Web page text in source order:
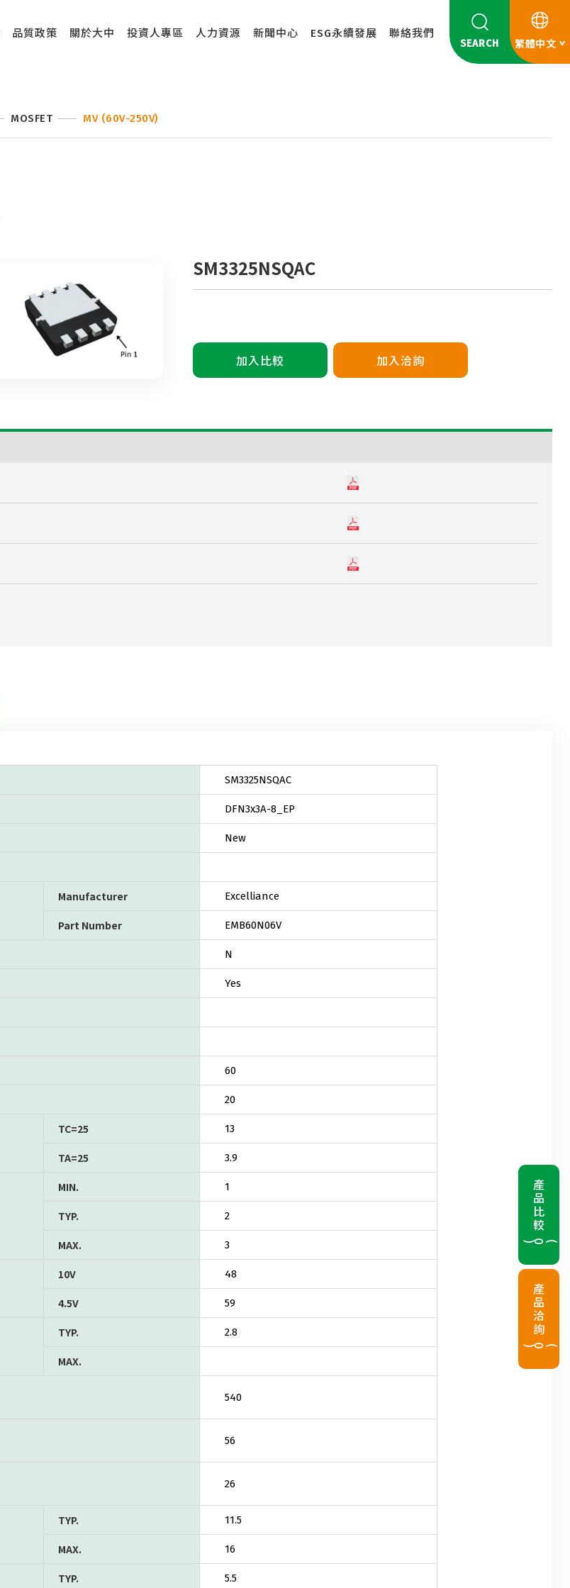
品質政策 關於大中 投資人專區 人力資源 新聞中心 ESG永續發展 聯絡我們
SEARCH 繁體中文
MOSFET MV (60V-250V)
SM3325NSQAC
加入比較 加入洽詢
SM3325NSQAC
DFN3x3A-8_EP
New
Manufacturer Excelliance
Part Number EMB60N06V
N
Yes
60
20
TC=25 13
TA=25 3.9
MIN. 1
TYP. 2
MAX. 3
10V 48
4.5V 59
TYP. 2.8
MAX.
540
56
26
TYP. 11.5
MAX. 16
TYP. 5.5
產品比較
(0)
產品洽詢
(0)